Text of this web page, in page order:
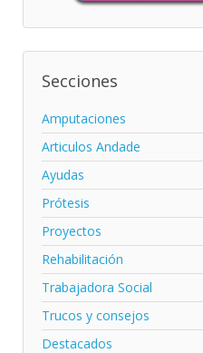
Secciones
Amputaciones
Articulos Andade
Ayudas
Prótesis
Proyectos
Rehabilitación
Trabajadora Social
Trucos y consejos
Destacados